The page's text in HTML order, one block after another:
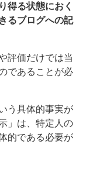
得る状態におく
るブログへの記
評価だけでは当
であることが必
う具体的事実が
」は、特定人の
的である必要が